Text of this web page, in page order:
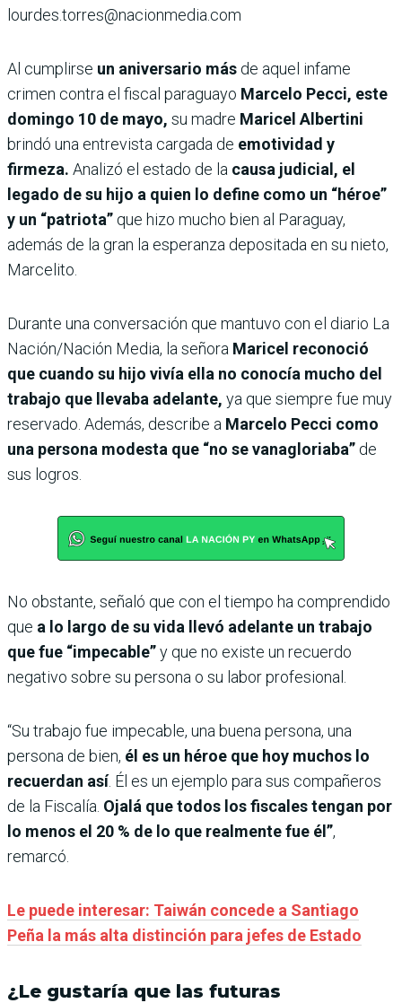
lourdes.torres@nacionmedia.com
Al cumplirse un aniversario más de aquel infame
crimen contra el fiscal paraguayo Marcelo Pecci, este
domingo 10 de mayo, su madre Maricel Albertini
brindó una entrevista cargada de emotividad y
firmeza. Analizó el estado de la causa judicial, el
legado de su hijo a quien lo define como un “héroe”
y un “patriota” que hizo mucho bien al Paraguay,
además de la gran la esperanza depositada en su nieto,
Marcelito.
Durante una conversación que mantuvo con el diario La
Nación/Nación Media, la señora Maricel reconoció
que cuando su hijo vivía ella no conocía mucho del
trabajo que llevaba adelante, ya que siempre fue muy
reservado. Además, describe a Marcelo Pecci como
una persona modesta que “no se vanagloriaba” de
sus logros.
No obstante, señaló que con el tiempo ha comprendido
que a lo largo de su vida llevó adelante un trabajo
que fue “impecable”y que no existe un recuerdo
negativo sobre su persona o su labor profesional.
“Su trabajo fue impecable, una buena persona, una
persona de bien, él es un héroe que hoy muchos lo
recuerdan así. Él es un ejemplo para sus compañeros
de la Fiscalía. Ojalá que todos los fiscales tengan por
lo menos el 20 % de lo que realmente fue él”,
remarcó.
Le puede interesar: Taiwán concede a Santiago
Peña la más alta distinción para jefes de Estado
¿Le gustaría que las futuras